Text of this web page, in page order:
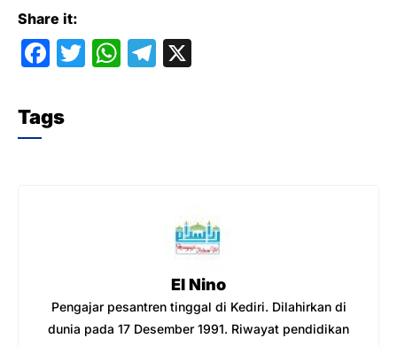
Share it:
F
c
e
T
W T
Tags
El Nino
Pengajar pesantren tinggal di Kediri. Dilahirkan di
dunia pada 17 Desember 1991. Riwayat pendidikan